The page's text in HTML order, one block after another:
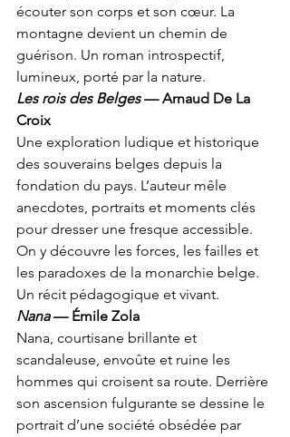
écouter son corps et son cœur. La
montagne devient un chemin de
guérison. Un roman introspectif,
lumineux, porté par la nature.
Les rois des Belges — Arnaud De La
Croix
Une exploration ludique et historique
des souverains belges depuis la
fondation du pays. L’auteur mêle
anecdotes, portraits et moments clés
pour dresser une fresque accessible.
On y découvre les forces, les failles et
les paradoxes de la monarchie belge.
Un récit pédagogique et vivant.
Nana — Émile Zola
Nana, courtisane brillante et
scandaleuse, envoûte et ruine les
hommes qui croisent sa route. Derrière
son ascension fulgurante se dessine le
portrait d’une société obsédée par